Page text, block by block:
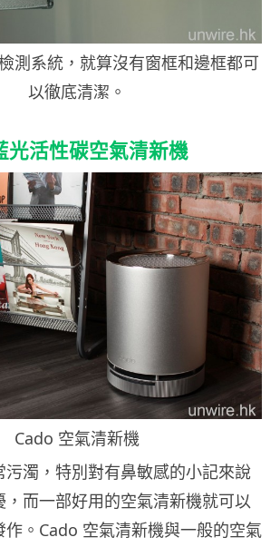
測系統，就算沒有窗框和邊框都可
以徹底清潔。
光活性碳空氣清新機
Cado 空氣清新機
污濁，特別對有鼻敏感的小記來說
，而一部好用的空氣清新機就可以
作。Cado 空氣清新機與一般的空氣